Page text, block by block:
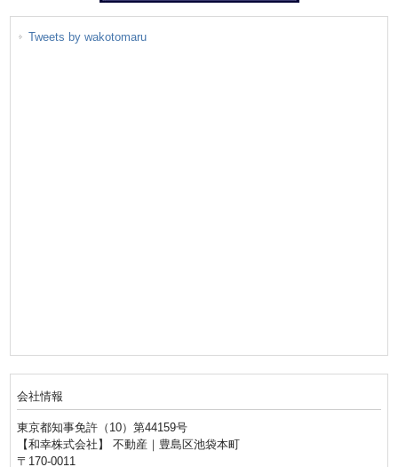
Tweets by wakotomaru
会社情報
東京都知事免許（10）第44159号
【和幸株式会社】 不動産｜豊島区池袋本町
〒170-0011